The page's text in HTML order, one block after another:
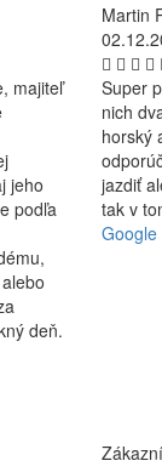
majiteľ
jeho
podľa
deň.
Martin
Super
nich
horský
jazdiť
tak v
Google